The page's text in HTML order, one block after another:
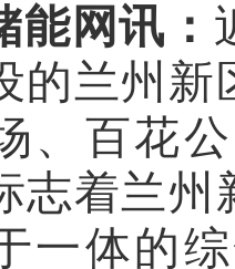
能网讯：
的兰州新
、百花
志着兰
一体的